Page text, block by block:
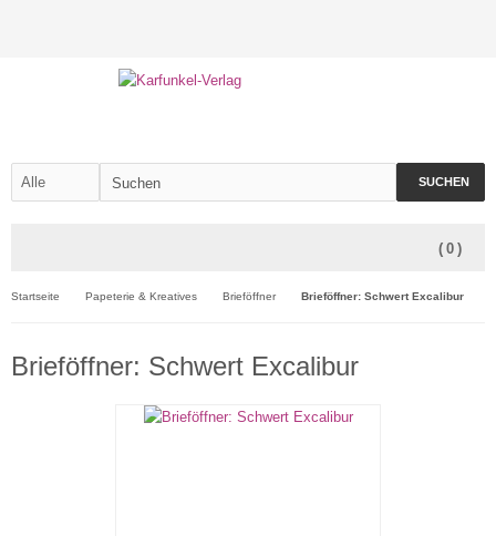
SUCHEN
( 0 )
Startseite Papeterie & Kreatives Brieföffner Brieföffner: Schwert Excalibur
Brieföffner: Schwert Excalibur